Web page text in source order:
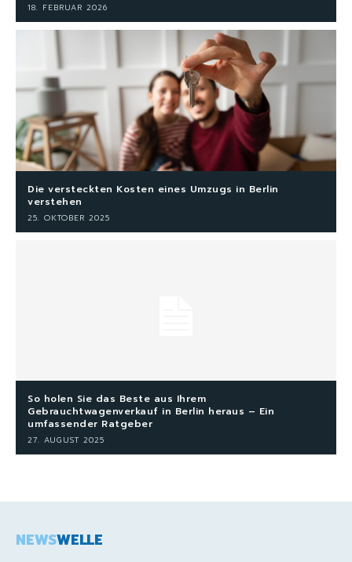
18. FEBRUAR 2026
Die versteckten Kosten eines Umzugs in Berlin
verstehen
25. OKTOBER 2025
So holen Sie das Beste aus Ihrem
Gebrauchtwagenverkauf in Berlin heraus – Ein
umfassender Ratgeber
27. AUGUST 2025
NEWSWELLE